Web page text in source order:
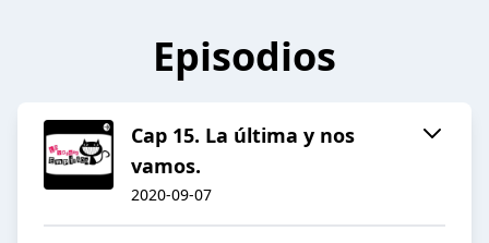
Episodios
Cap 15. La última y nos
vamos.
2020-09-07